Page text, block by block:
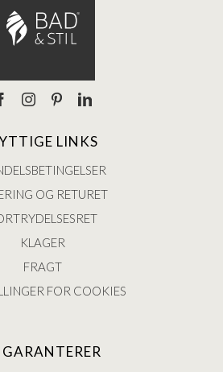
LINKS
OG RETURET
KLAGER
FRAGT
FOR COOKIES